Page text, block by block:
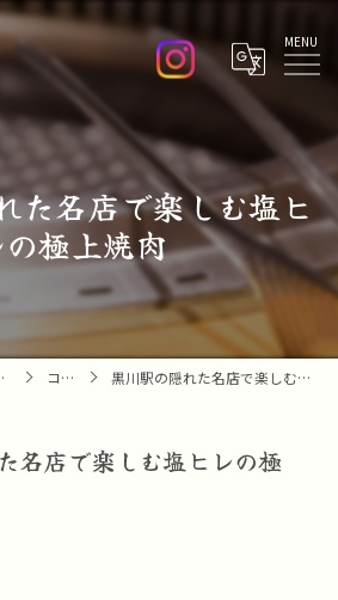
Menu
た名店で楽しむ塩ヒ
の極上焼肉
肉 牛炭 コラム 黒川駅の隠れた名店で楽しむ塩ヒレの極上焼肉
名店で楽しむ塩ヒレの極